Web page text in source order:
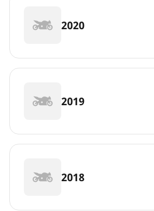
2020
2019
2018